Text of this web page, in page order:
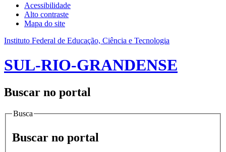
Acessibilidade
Alto contraste
Mapa do site
Instituto Federal de Educação, Ciência e Tecnologia
SUL-RIO-GRANDENSE
Buscar no portal
Busca
Buscar no portal